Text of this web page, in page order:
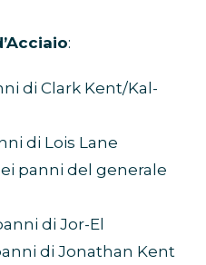
:
di Clark Kent/Kal-
di Lois Lane
panni del generale
di Jor-El
di Jonathan Kent